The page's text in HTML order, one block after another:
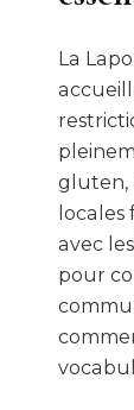
La
gluten,
avec
pour